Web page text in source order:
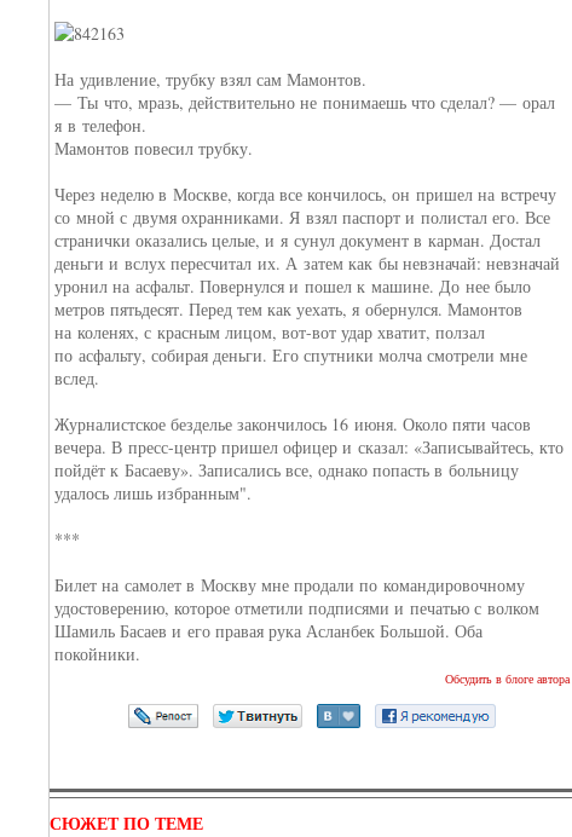
На удивление, трубку взял сам Мамонтов.
— Ты что, мразь, действительно не понимаешь что сделал? — орал
я в телефон.
Мамонтов повесил трубку.
Через неделю в Москве, когда все кончилось, он пришел на встречу
со мной с двумя охранниками. Я взял паспорт и полистал его. Все
странички оказались целые, и я сунул документ в карман. Достал
деньги и вслух пересчитал их. А затем как бы невзначай: невзначай
уронил на асфальт. Повернулся и пошел к машине. До нее было
метров пятьдесят. Перед тем как уехать, я обернулся. Мамонтов
на коленях, с красным лицом, вот-вот удар хватит, ползал
по асфальту, собирая деньги. Его спутники молча смотрели мне
вслед.
Журналистское безделье закончилось 16 июня. Около пяти часов
вечера. В пресс-центр пришел офицер и сказал: «Записывайтесь, кто
пойдёт к Басаеву». Записались все, однако попасть в больницу
удалось лишь избранным".
***
Билет на самолет в Москву мне продали по командировочному
удостоверению, которое отметили подписями и печатью с волком
Шамиль Басаев и его правая рука Асланбек Большой. Оба
покойники.
Обсудить в блоге автора
СЮЖЕТ ПО ТЕМЕ